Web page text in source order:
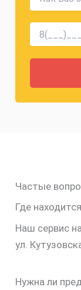
Частые
Где
Наш сервис
ул.
Нужна ли